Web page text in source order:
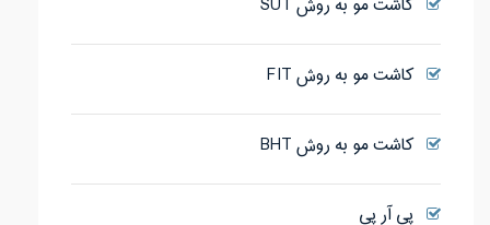
کاشت مو به روش SUT
کاشت مو به روش FIT
کاشت مو به روش BHT
پی آر پی